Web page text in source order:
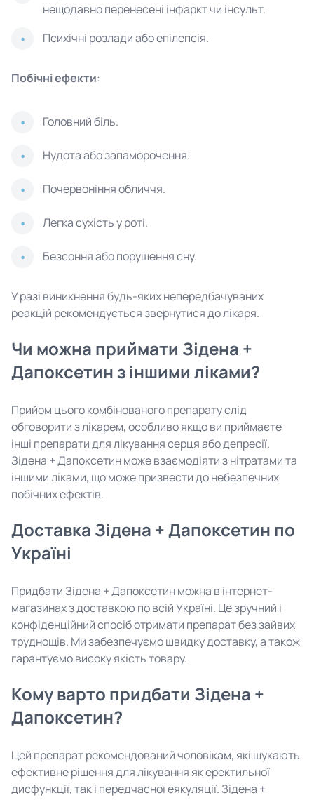
нещодавно перенесені інфаркт чи інсульт.
Психічні розлади або епілепсія.
Побічні ефекти:
Головний біль.
Нудота або запаморочення.
Почервоніння обличчя.
Легка сухість у роті.
Безсоння або порушення сну.
У разі виникнення будь-яких непередбачуваних
реакцій рекомендується звернутися до лікаря.
Чи можна приймати Зідена +
Дапоксетин з іншими ліками?
Прийом цього комбінованого препарату слід
обговорити з лікарем, особливо якщо ви приймаєте
інші препарати для лікування серця або депресії.
Зідена + Дапоксетин може взаємодіяти з нітратами та
іншими ліками, що може призвести до небезпечних
побічних ефектів.
Доставка Зідена + Дапоксетин по
Україні
Придбати Зідена + Дапоксетин можна в інтернет-
магазинах з доставкою по всій Україні. Це зручний і
конфіденційний спосіб отримати препарат без зайвих
труднощів. Ми забезпечуємо швидку доставку, а також
гарантуємо високу якість товару.
Кому варто придбати Зідена +
Дапоксетин?
Цей препарат рекомендований чоловікам, які шукають
ефективне рішення для лікування як еректильної
дисфункції, так і передчасної еякуляції. Зідена +